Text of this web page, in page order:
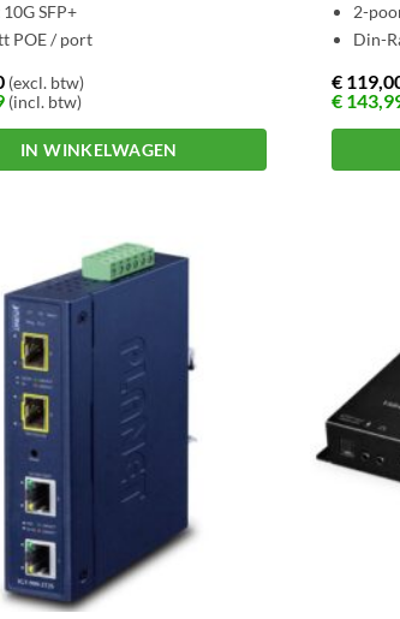
SFP+
POE / port
(excl. btw)
(incl. btw)
IN WINKELWAGEN
2-
Din-
€
€